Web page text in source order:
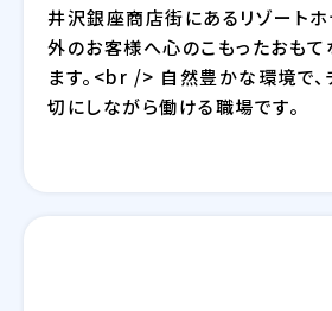
井沢銀座商店街にあるリゾート
外のお客様へ心のこもったおもて
ます。<br /> 自然豊かな環境で、
切にしながら働ける職場です。